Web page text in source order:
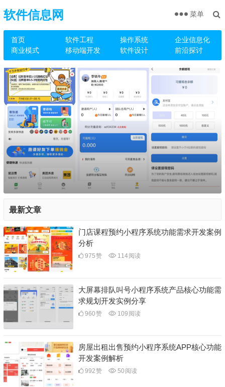
软件信息网
首页 软件工程 操作系统
企业信息化
商业模式
移动端开发 软件设计 前沿探讨
菜单
最新文章
门店课程预约小程序系统功能需求开发案例
分析
975赞 114阅读
大屏幕排队叫号小程序系统产品核心功能需
求规划开发实例分享
960赞 109 阅读
房屋出租出售预约小程序系统APP核心功能
开发案例解析
992赞 50 阅读